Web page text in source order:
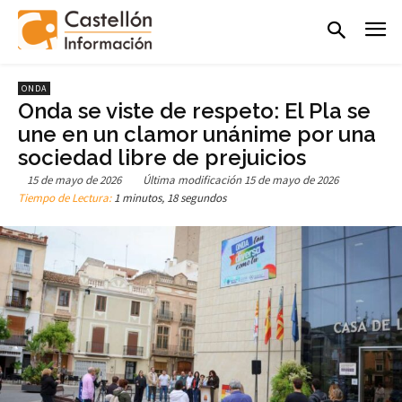
ONDA
Onda se viste de respeto: El Pla se
une en un clamor unánime por una
sociedad libre de prejuicios
15 de mayo de 2026 Última modificación 15 de mayo de 2026
Tiempo de Lectura:1 minutos, 18 segundos